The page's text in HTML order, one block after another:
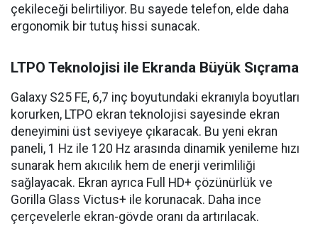
çekileceği belirtiliyor. Bu sayede telefon, elde daha
ergonomik bir tutuş hissi sunacak.
LTPO Teknolojisi ile Ekranda Büyük Sıçrama
Galaxy S25 FE, 6,7 inç boyutundaki ekranıyla boyutları
korurken, LTPO ekran teknolojisi sayesinde ekran
deneyimini üst seviyeye çıkaracak. Bu yeni ekran
paneli, 1 Hz ile 120 Hz arasında dinamik yenileme hızı
sunarak hem akıcılık hem de enerji verimliliği
sağlayacak. Ekran ayrıca Full HD+ çözünürlük ve
Gorilla Glass Victus+ ile korunacak. Daha ince
çerçevelerle ekran-gövde oranı da artırılacak.